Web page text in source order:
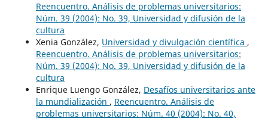
Reencuentro. Análisis de problemas universitarios:
Núm. 39 (2004): No. 39, Universidad y difusión de la
cultura
Xenia González, Universidad y divulgación científica ,
Reencuentro. Análisis de problemas universitarios:
Núm. 39 (2004): No. 39, Universidad y difusión de la
cultura
Enrique Luengo González, Desafíos universitarios ante
la mundialización , Reencuentro. Análisis de
problemas universitarios: Núm. 40 (2004): No. 40,